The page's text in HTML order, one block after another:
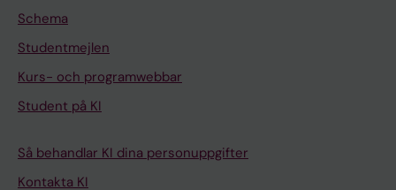
Schema
Studentmejlen
Kurs- och programwebbar
Student på KI
Så behandlar KI dina personuppgifter
Kontakta KI